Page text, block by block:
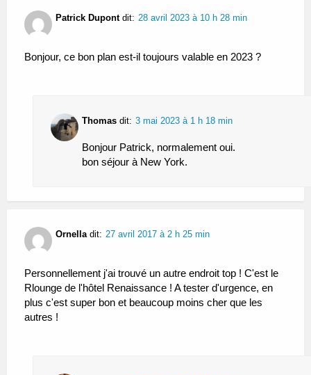
Patrick Dupont dit: 28 avril 2023 à 10 h 28 min
Bonjour, ce bon plan est-il toujours valable en 2023 ?
Thomas dit: 3 mai 2023 à 1 h 18 min
Bonjour Patrick, normalement oui.
bon séjour à New York.
Ornella dit: 27 avril 2017 à 2 h 25 min
Personnellement j'ai trouvé un autre endroit top ! C'est le
Rlounge de l'hôtel Renaissance ! A tester d'urgence, en
plus c'est super bon et beaucoup moins cher que les
autres !